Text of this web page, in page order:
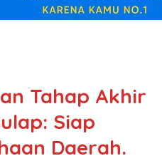
Tahap Akhir
Siap
Daerah.